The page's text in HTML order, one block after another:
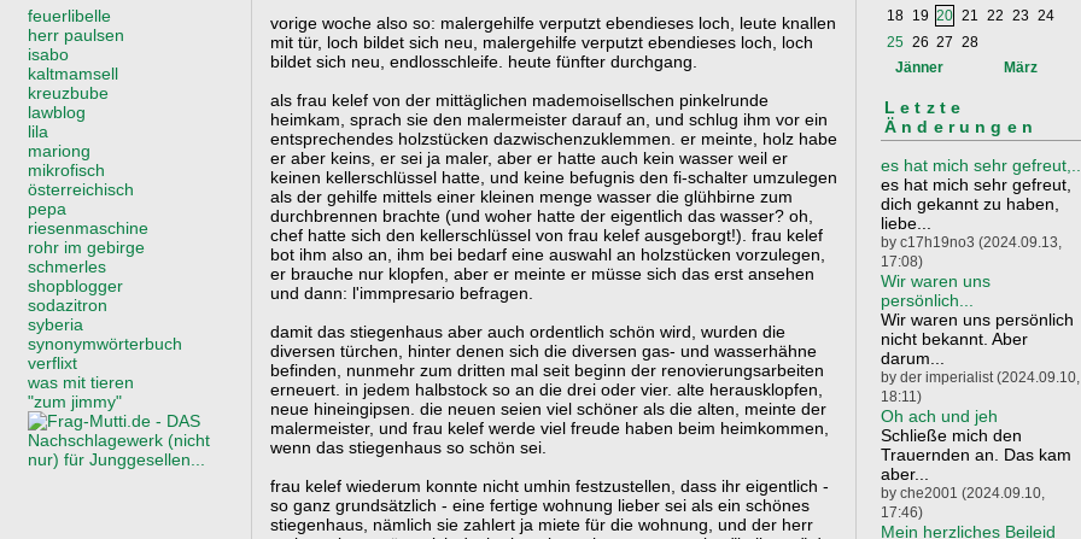
feuerlibelle
herr paulsen
isabo
kaltmamsell
kreuzbube
lawblog
lila
mariong
mikrofisch
österreichisch
pepa
riesenmaschine
rohr im gebirge
schmerles
shopblogger
sodazitron
syberia
synonymwörterbuch
verflixt
was mit tieren
"zum jimmy"
vorige woche also so: malergehilfe verputzt ebendieses loch, leute knallen
mit tür, loch bildet sich neu, malergehilfe verputzt ebendieses loch, loch
bildet sich neu, endlosschleife. heute fünfter durchgang.
als frau kelef von der mittäglichen mademoisellschen pinkelrunde
heimkam, sprach sie den malermeister darauf an, und schlug ihm vor ein
entsprechendes holzstücken dazwischenzuklemmen. er meinte, holz habe
er aber keins, er sei ja maler, aber er hatte auch kein wasser weil er
keinen kellerschlüssel hatte, und keine befugnis den fi-schalter umzulegen
als der gehilfe mittels einer kleinen menge wasser die glühbirne zum
durchbrennen brachte (und woher hatte der eigentlich das wasser? oh,
chef hatte sich den kellerschlüssel von frau kelef ausgeborgt!). frau kelef
bot ihm also an, ihm bei bedarf eine auswahl an holzstücken vorzulegen,
er brauche nur klopfen, aber er meinte er müsse sich das erst ansehen
und dann: l'immpresario befragen.
damit das stiegenhaus aber auch ordentlich schön wird, wurden die
diversen türchen, hinter denen sich die diversen gas- und wasserhähne
befinden, nunmehr zum dritten mal seit beginn der renovierungsarbeiten
erneuert. in jedem halbstock so an die drei oder vier. alte herausklopfen,
neue hineingipsen. die neuen seien viel schöner als die alten, meinte der
malermeister, und frau kelef werde viel freude haben beim heimkommen,
wenn das stiegenhaus so schön sei.
frau kelef wiederum konnte nicht umhin festzustellen, dass ihr eigentlich -
so ganz grundsätzlich - eine fertige wohnung lieber sei als ein schönes
stiegenhaus, nämlich sie zahlert ja miete für die wohnung, und der herr
18
19 20 21 22 23 24
25 26 27 28
Jänner
März
Letzte
Änderungen
es hat mich sehr
es hat mich sehr gefreut,
dich gekannt zu haben,
liebe...
by c17h19no3 (2024.09.13,
17:08)
Wir waren uns
persönlich...
Wir waren uns persönlich
nicht bekannt. Aber
darum...
by der imperialist (2024.09.10,
18:11)
Oh ach und jeh
Schließe mich den
Trauernden an. Das kam
aber...
by che2001 (2024.09.10,
17:46)
Mein herzliches Beileid